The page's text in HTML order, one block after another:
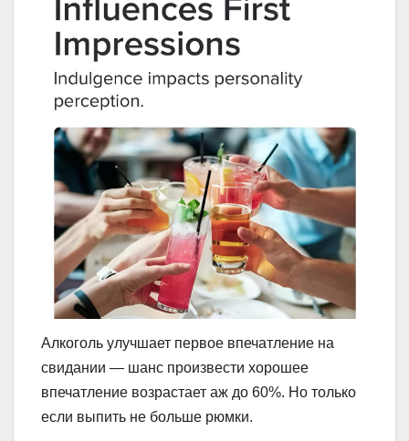
Алкоголь улучшает первое впечатление на
свидании — шанс произвести хорошее
впечатление возрастает аж до 60%. Но только
если выпить не больше рюмки.